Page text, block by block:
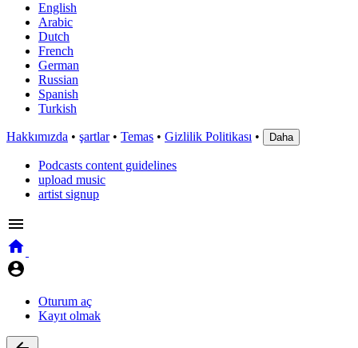
English
Arabic
Dutch
French
German
Russian
Spanish
Turkish
Hakkımızda • şartlar• Temas • Gizlilik Politikası • Daha
Podcasts content guidelines
upload music
artist signup
Oturum aç
Kayıt olmak